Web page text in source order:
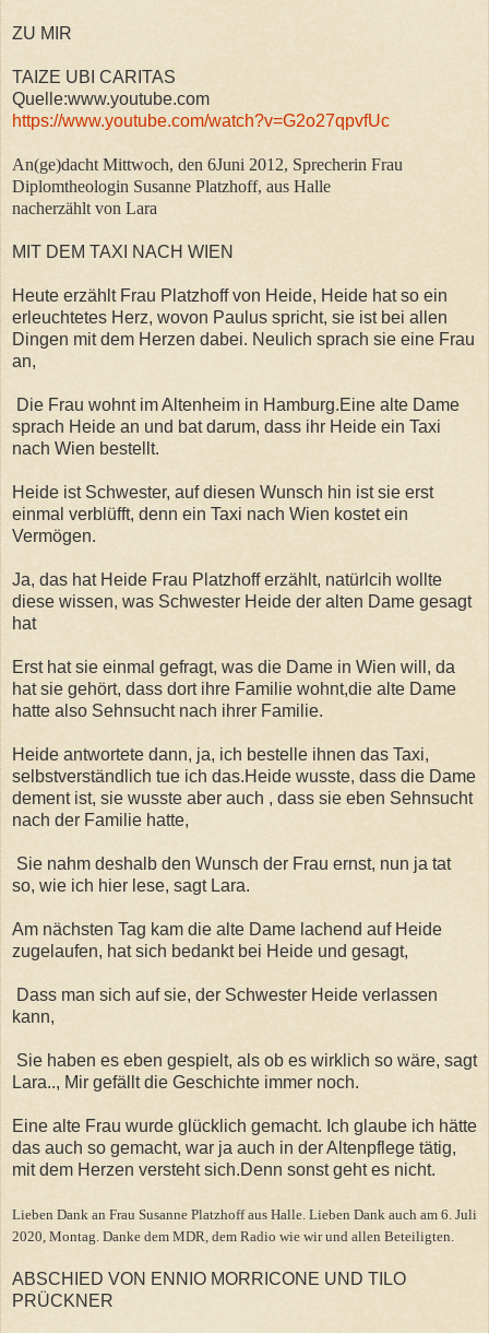
ZU MIR
TAIZE UBI CARITAS
Quelle:www.youtube.com
https://www.youtube.com/watch?v=G2o27qpvfUc
An(ge)dacht Mittwoch, den 6Juni 2012, Sprecherin Frau
Diplomtheologin Susanne Platzhoff, aus Halle
nacherzählt von Lara
MIT DEM TAXI NACH WIEN
Heute erzählt Frau Platzhoff von Heide, Heide hat so ein
erleuchtetes Herz, wovon Paulus spricht, sie ist bei allen
Dingen mit dem Herzen dabei. Neulich sprach sie eine Frau
an,
Die Frau wohnt im Altenheim in Hamburg.Eine alte Dame
sprach Heide an und bat darum, dass ihr Heide ein Taxi
nach Wien bestellt.
Heide ist Schwester, auf diesen Wunsch hin ist sie erst
einmal verblüfft, denn ein Taxi nach Wien kostet ein
Vermögen.
Ja, das hat Heide Frau Platzhoff erzählt, natürlcih wollte
diese wissen, was Schwester Heide der alten Dame gesagt
hat
Erst hat sie einmal gefragt, was die Dame in Wien will, da
hat sie gehört, dass dort ihre Familie wohnt,die alte Dame
hatte also Sehnsucht nach ihrer Familie.
Heide antwortete dann, ja, ich bestelle ihnen das Taxi,
selbstverständlich tue ich das.Heide wusste, dass die Dame
dement ist, sie wusste aber auch , dass sie eben Sehnsucht
nach der Familie hatte,
Sie nahm deshalb den Wunsch der Frau ernst, nun ja tat
so, wie ich hier lese, sagt Lara.
Am nächsten Tag kam die alte Dame lachend auf Heide
zugelaufen, hat sich bedankt bei Heide und gesagt,
Dass man sich auf sie, der Schwester Heide verlassen
kann,
Sie haben es eben gespielt, als ob es wirklich so wäre, sagt
Lara.., Mir gefällt die Geschichte immer noch.
Eine alte Frau wurde glücklich gemacht. Ich glaube ich hätte
das auch so gemacht, war ja auch in der Altenpflege tätig,
mit dem Herzen versteht sich.Denn sonst geht es nicht.
Lieben Dank an Frau Susanne Platzhoff aus Halle. Lieben Dank auch am 6. Juli
2020, Montag. Danke dem MDR, dem Radio wie wir und allen Beteiligten.
ABSCHIED VON ENNIO MORRICONE UND TILO
PRÜCKNER